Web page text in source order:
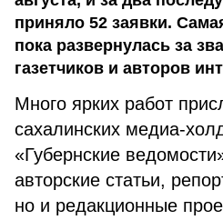
приняло 52 заявки.
пока развернулась за
газетчиков и авторов
Много ярких работ
сахалинских медиа-
«Губернские
авторские статьи,
но и редакционные